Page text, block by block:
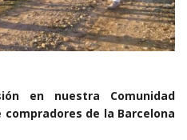
en nuestra Comunidad
de la Barcelona